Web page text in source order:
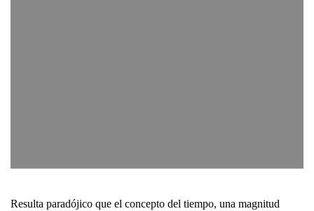
Resulta paradójico que el concepto del tiempo, una magnitud